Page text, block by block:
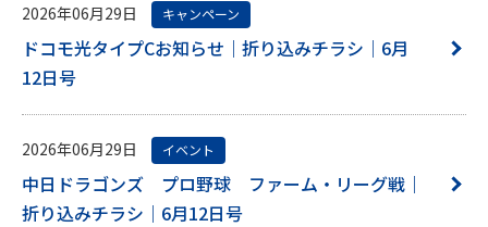
2026年06月29日 キャンペーン
ドコモ光タイプCお知らせ｜折り込みチラシ｜6月
12日号
2026年06月29日 イベント
中日ドラゴンズ プロ野球 ファーム・リーグ戦｜
折り込みチラシ｜6月12日号